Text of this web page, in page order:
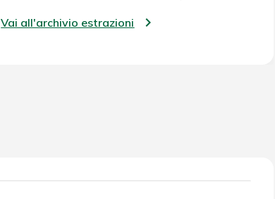
Vai all'archivio estrazioni